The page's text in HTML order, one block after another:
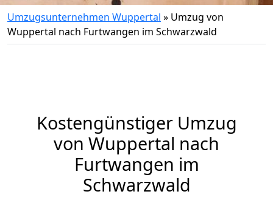
Umzugsunternehmen Wuppertal » Umzug von
Wuppertal nach Furtwangen im Schwarzwald
Kostengünstiger Umzug
von Wuppertal nach
Furtwangen im
Schwarzwald